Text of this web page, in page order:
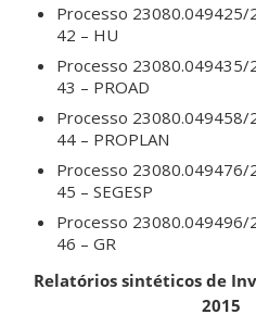
Processo 23080.049425/
42 – HU
Processo 23080.049435/
43 – PROAD
Processo 23080.049458/
44 – PROPLAN
Processo 23080.049476/
45 – SEGESP
Processo 23080.049496/
46 – GR
Relatórios sintéticos de
2015